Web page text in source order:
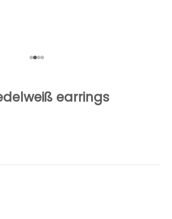
Gehe zu Element 1
Gehe zu Element 2
Gehe zu Element 3
Gehe zu Element 4
earrings